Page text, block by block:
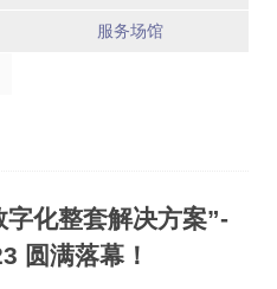
服务场馆
化整套解决方案”-
圆满落幕！